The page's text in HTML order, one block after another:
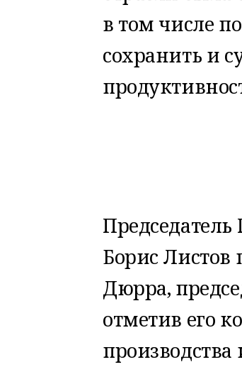
в том числе
сохранить и
Председатель
Борис
Дюрра,
отметив его